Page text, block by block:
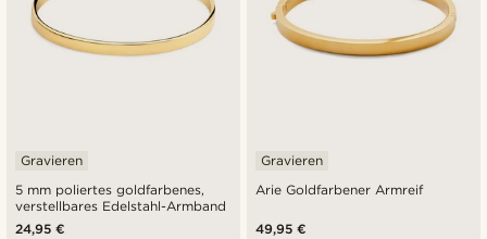
5 mm poliertes goldfarbenes,
verstellbares Edelstahl-Armband
Gravieren
24,95 €
Arie Goldfarbener Armreif
Gravieren
49,95 €